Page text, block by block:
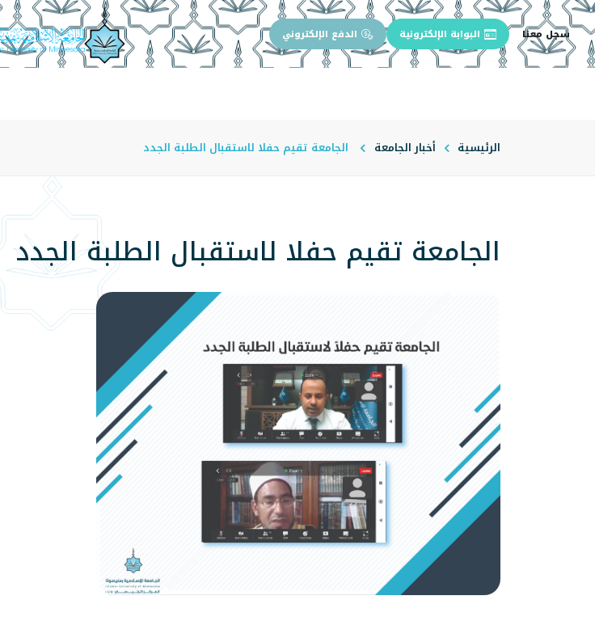
سجل معنا البوابة الإلكترونية الدفع الإلكتروني
الرئيسية أخبار الجامعة الجامعة تقيم حفلا لاستقبال الطلبة الجدد
الجامعة تقيم حفلا لاستقبال الطلبة الجدد